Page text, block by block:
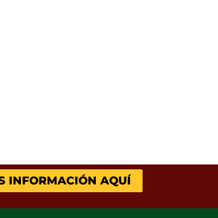
INFORMACIÓN AQUÍ